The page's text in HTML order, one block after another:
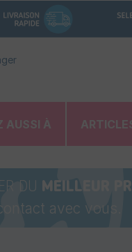
AUSSI À
DU MEILLEUR
avec vous.